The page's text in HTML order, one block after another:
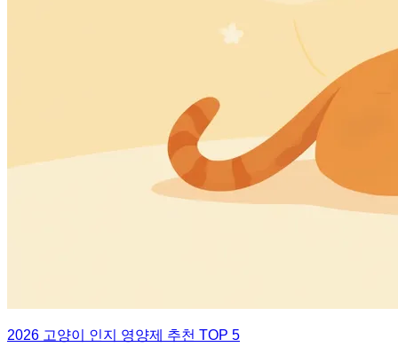
2026 고양이 인지 영양제 추천 TOP 5